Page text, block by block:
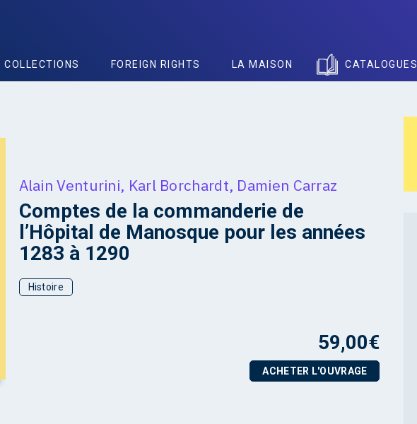
COLLECTIONS FOREIGN RIGHTS LA MAISON CATALOGUES
Alain Venturini, Karl Borchardt, Damien Carraz
Comptes de la commanderie de
l’Hôpital de Manosque pour les années
1283 à 1290
Histoire
59,00€
ACHETER L'OUVRAGE